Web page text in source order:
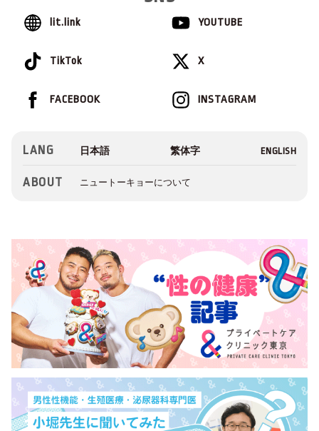
lit.link YOUTUBE
TikTok X
INSTAGRAM
FACEBOOK
LANG
ABOUT ニュートーキョーについて